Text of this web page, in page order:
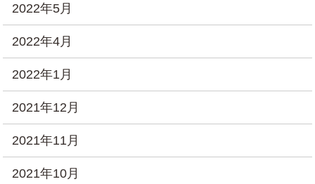
2022年5月
2022年4月
2022年1月
2021年12月
2021年11月
2021年10月